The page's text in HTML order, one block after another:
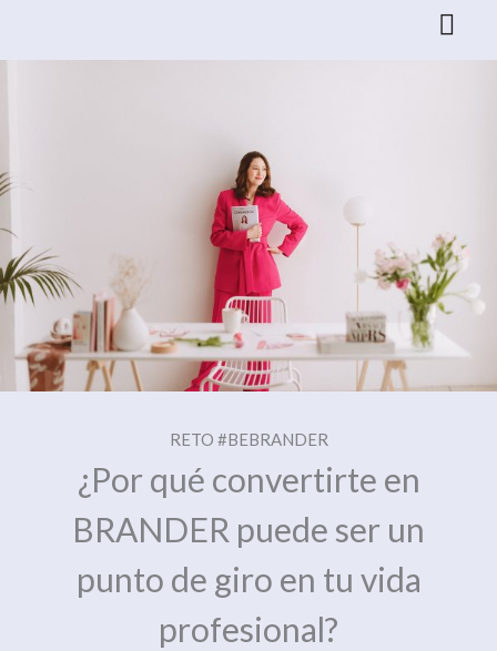
RETO #BEBRANDER
¿Por qué convertirte en
BRANDER puede ser un
punto de giro en tu vida
profesional?